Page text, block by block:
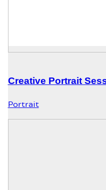
Creative Portrait
Portrait